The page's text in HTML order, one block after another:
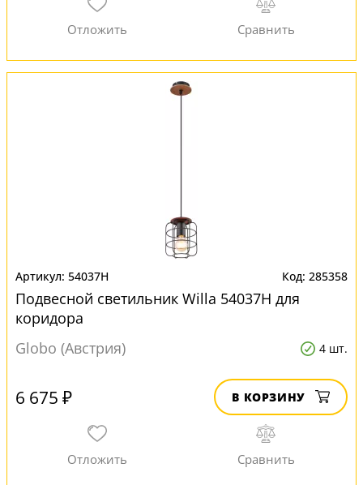
54037H 285358
Подвесной светильник Willa 54037H для
коридора
Globo (Австрия)
4 шт.
6 675 ₽ В КОРЗИНУ